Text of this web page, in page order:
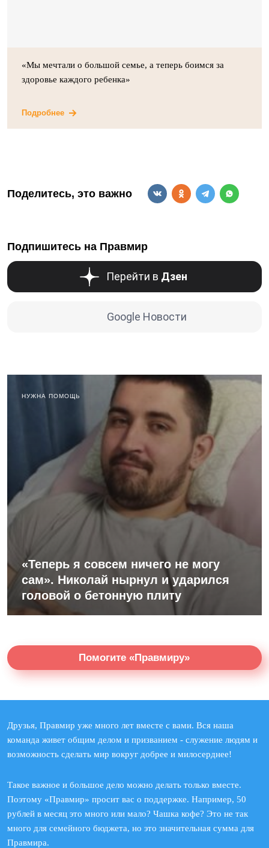
«Мы мечтали о большой семье, а теперь боимся за
здоровье каждого ребенка»
Подробнее
Поделитесь, это важно
Подпишитесь на Правмир
Перейти в Дзен
Google Новости
НУЖНА ПОМОЩЬ
«Теперь я совсем ничего не могу
сам». Николай нырнул и ударился
головой о бетонную плиту
Помогите «Правмиру»
Друзья, Правмир уже много лет вместе с вами. Вся наша
команда живет общим делом и призванием - служение людям и
возможность сделать мир вокруг добрее и милосерднее!
Такое важное и большое дело можно делать только вместе.
Поэтому «Правмир» просит вас о поддержке. Например, 50
рублей в месяц это много или мало? Чашка кофе? Это не так
много для семейного бюджета, но это значительная сумма для
Правмира.